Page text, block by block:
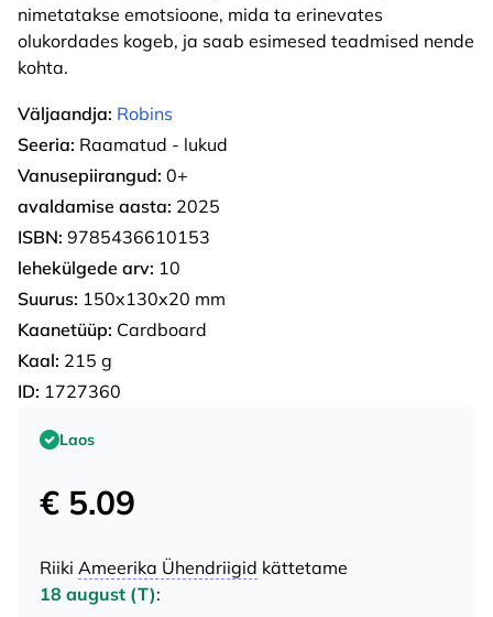
nimetatakse emotsioone, mida ta erinevates
olukordades kogeb, ja saab esimesed teadmised nende
kohta.
Väljaandja: Robins
Seeria: Raamatud - lukud
Vanusepiirangud: 0+
avaldamise aasta: 2025
ISBN: 9785436610153
lehekülgede arv: 10
Suurus: 150x130x20 mm
Kaanetüüp: Cardboard
Kaal: 215 g
ID: 1727360
Laos
€ 5.09
Riiki Ameerika Ühendriigid kättetame
18 august (T):